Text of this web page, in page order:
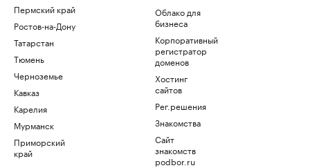
Пермский край
Ростов-на-Дону
Татарстан
Тюмень
Черноземье
Кавказ
Карелия
Мурманск
Приморский
край
Облако для
бизнеса
Корпоративный
регистратор
доменов
Хостинг
сайтов
Рег.решения
Знакомства
Сайт
знакомств
podbor.ru